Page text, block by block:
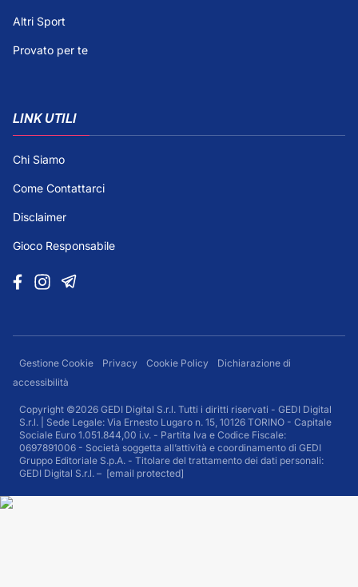
Altri Sport
Provato per te
LINK UTILI
Chi Siamo
Come Contattarci
Disclaimer
Gioco Responsabile
Gestione Cookie Privacy Cookie Policy
Dichiarazione di
accessibilità
Copyright ©2026 GEDI Digital S.r.l. Tutti i diritti riservati - GEDI Digital
S.r.l. | Sede Legale: Via Ernesto Lugaro n. 15, 10126 TORINO - Capitale
Sociale Euro 1.051.844,00 i.v. - Partita Iva e Codice Fiscale:
0697891006 - Società soggetta all’attività e coordinamento di GEDI
Gruppo Editoriale S.p.A. - Titolare del trattamento dei dati personali:
GEDI Digital S.r.l. – [email protected]